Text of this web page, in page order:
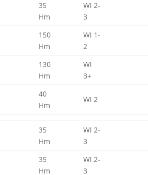
35
Hm
WI 2-
3
150
Hm
WI 1-
2
130
Hm
WI
3+
40
Hm
WI 2
35
Hm
WI 2-
3
35
Hm
WI 2-
3